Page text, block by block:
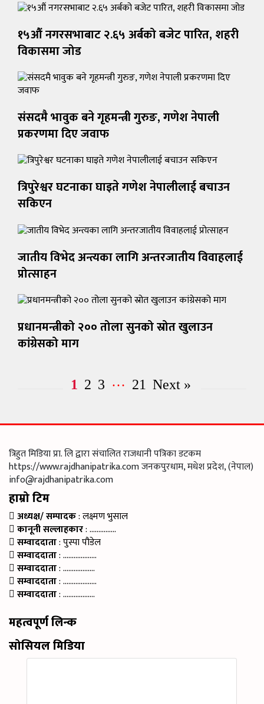
१५औं नगरसभाबाट २.६५ अर्बको बजेट पारित, शहरी
विकासमा जोड
संसदमै भावुक बने गृहमन्त्री गुरुङ, गणेश नेपाली
प्रकरणमा दिए जवाफ
त्रिपुरेश्वर घटनाका घाइते गणेश नेपालीलाई बचाउन
सकिएन
जातीय विभेद अन्त्यका लागि अन्तरजातीय विवाहलाई
प्रोत्साहन
प्रधानमन्त्रीको २०० तोला सुनको स्रोत खुलाउन
कांग्रेसको माग
1 2 3 … 21 Next »
त्रिहुत मिडिया प्रा. लि द्वारा संचालित राजधानी पत्रिका डटकम
https://www.rajdhanipatrika.com जनकपुरधाम, मधेश प्रदेश, (नेपाल)
info@rajdhanipatrika.com
हाम्रो टिम
अध्यक्ष/ सम्पादक: लक्ष्मण भुसाल
कानूनी सल्लाहकार: ……………
सम्वाददाता: पुस्पा पौडेल
सम्वाददाता: ……………….
सम्वाददाता: ………………
सम्वाददाता: ……………….
सम्वाददाता: ………………
महत्वपूर्ण लिन्क
सोसियल मिडिया